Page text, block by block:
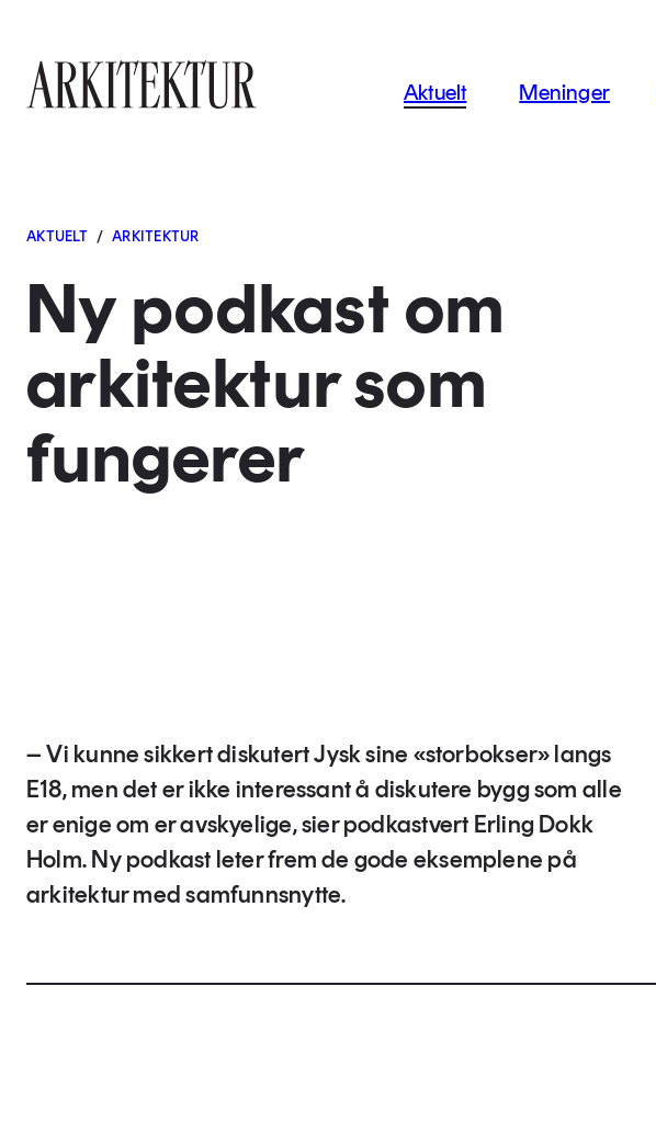
Aktuelt Meninger
AKTUELT / ARKITEKTUR
Ny podkast om
arkitektur som
fungerer
– Vi kunne sikkert diskutert Jysk sine «storbokser» langs
E18, men det er ikke interessant å diskutere bygg som alle
er enige om er avskyelige, sier podkastvert Erling Dokk
Holm. Ny podkast leter frem de gode eksemplene på
arkitektur med samfunnsnytte.